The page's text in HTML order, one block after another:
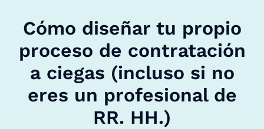
Cómo diseñar tu propio
proceso de contratación
a ciegas (incluso si no
eres un profesional de
RR. HH.)